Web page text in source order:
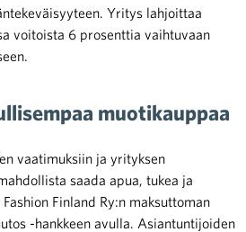
Yritys lahjoittaa
voitoista 6 prosenttia vaihtuvaan
muotikauppaa
vaatimuksiin ja yrityksen
saada apua, tukea ja
Finland Ry:n maksuttoman
-hankkeen avulla. Asiantuntijoiden